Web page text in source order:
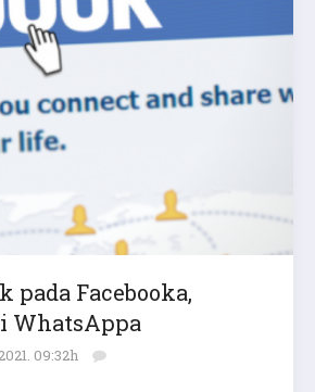
pada Facebooka,
WhatsAppa
09:32h